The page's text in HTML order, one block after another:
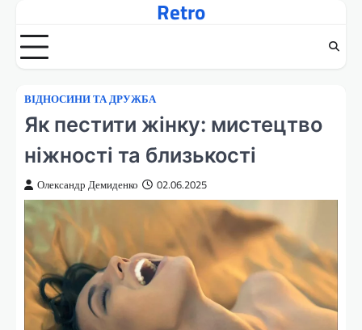
вмісту
Retro
ВІДНОСИНИ ТА ДРУЖБА
Як пестити жінку: мистецтво
ніжності та близькості
Олександр Демиденко 02.06.2025